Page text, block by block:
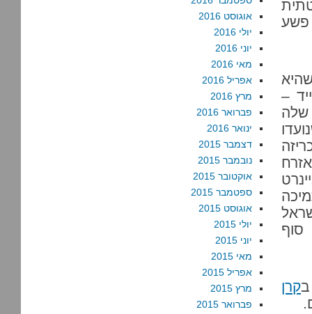
פשע
–
שלה
סוף
קרן
אוגוסט 2016
יולי 2016
יוני 2016
מאי 2016
אפריל 2016
מרץ 2016
פברואר 2016
ינואר 2016
דצמבר 2015
נובמבר 2015
אוקטובר 2015
ספטמבר 2015
אוגוסט 2015
יולי 2015
יוני 2015
מאי 2015
אפריל 2015
מרץ 2015
פברואר 2015